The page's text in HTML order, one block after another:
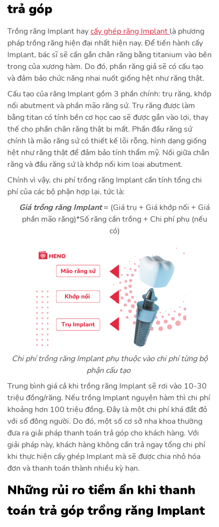
trả góp
Trồng răng Implant haycấy ghép răng Implant là phương
pháp trồng răng hiện đại nhất hiện nay. Để tiến hành cấy
Implant, bác sĩ sẽ cần gắn chân răng bằng titanium vào bên
trong của xương hàm. Do đó, phần răng giả sẽ có cấu tạo
và đảm bảo chức năng nhai nuốt giống hệt như răng thật.
Cấu tạo của răng Implant gồm 3 phần chính: trụ răng, khớp
nối abutment và phần mão răng sứ. Trụ răng được làm
bằng titan có tính bền cơ học cao sẽ được gắn vào lợi, thay
thế cho phần chân răng thật bị mất. Phần đầu răng sứ
chính là mão răng sứ có thiết kế lõi rỗng, hình dạng giống
hệt như răng thật để đảm bảo tính thẩm mỹ. Nối giữa chân
răng và đầu răng sứ là khớp nối kim loại abutment.
Chính vì vậy, chi phí trồng răng Implant cần tính tổng chi
phí của các bộ phận hợp lại, tức là:
Giá trồng răng Implant= (Giá trụ + Giá khớp nối + Giá
phần mão răng)*Số răng cần trồng + Chi phí phụ (nếu
có)
Chi phí trồng răng Implant phụ thuộc vào chi phí từng bộ
phận cấu tạo
Trung bình giá cả khi trồng răng Implant sẽ rơi vào 10-30
triệu đồng/răng. Nếu trồng Implant nguyên hàm thì chi phí
khoảng hơn 100 triệu đồng. Đây là một chi phí khá đắt đỏ
với số đông người. Do đó, một số cơ sở nha khoa thường
đưa ra giải pháp thanh toán trả góp cho khách hàng. Với
giải pháp này, khách hàng không cần trả ngay tổng chi phí
khi thực hiện cấy ghép Implant mà sẽ được chia nhỏ hóa
đơn và thanh toán thành nhiều kỳ hạn.
Những rủi ro tiềm ẩn khi thanh
toán trả góp trồng răng Implant